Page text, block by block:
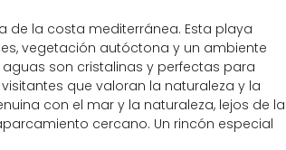
de la costa mediterránea. Esta playa
vegetación autóctona y un ambiente
son cristalinas y perfectas para
que valoran la naturaleza y la
con el mar y la naturaleza, lejos de
cercano. Un rincón especial